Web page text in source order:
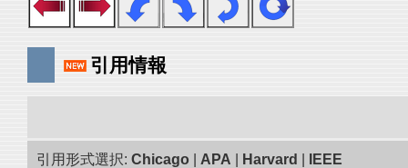
引用情報
引用形式選択: Chicago APA Harvard IEEE